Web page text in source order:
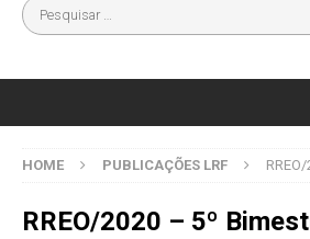
HOME PUBLICAÇÕES LRF
RREO/2020 – 5º